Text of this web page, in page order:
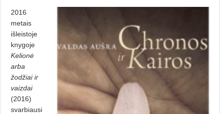
2016
metais
išleistoje
knygoje
Kelionė
arba
žodžiai ir
vaizdai
(2016)
svarbiausi